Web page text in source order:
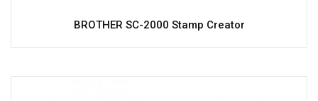
BROTHER SC-2000 Stamp Creator